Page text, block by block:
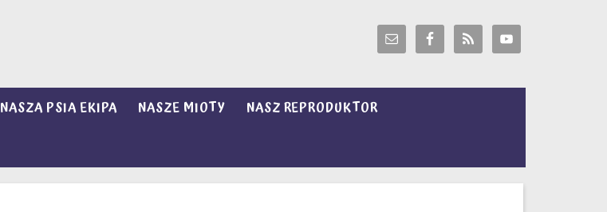
NASZA PSIA EKIPA NASZE MIOTY
NASZ REPRODUKTOR